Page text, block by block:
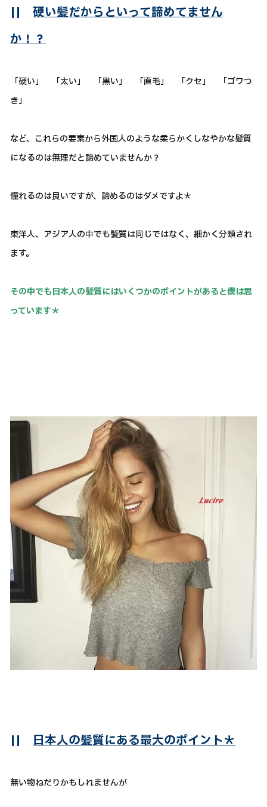
|| 硬い髪だからといって諦めてません
か！？
「硬い」 「太い」 「黒い」 「直毛」 「クセ」 「ゴワつ
き」
など、これらの要素から外国人のような柔らかくしなやかな髪質
になるのは無理だと諦めていませんか？
憧れるのは良いですが、諦めるのはダメですよ＊
東洋人、アジア人の中でも髪質は同じではなく、細かく分類され
ます。
その中でも日本人の髪質にはいくつかのポイントがあると僕は思
っています＊
|| 日本人の髪質にある最大のポイント＊
無い物ねだりかもしれませんが